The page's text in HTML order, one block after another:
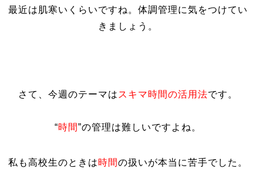
最近は肌寒いくらいですね。体調管理に気をつけてい
きましょう。
さて、今週のテーマは スキマ時間の活用法です。
“時間”の管理は難しいですよね。
私も高校生のときは時間の扱いが本当に苦手でした。